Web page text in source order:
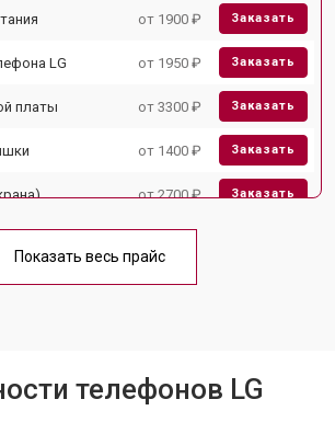
от 1900 ₽ Заказать
LG от 1950 ₽ Заказать
платы от 3300 ₽ Заказать
от 1400 ₽ Заказать
от 2700 ₽ Заказать
от 1750 ₽
Показать весь прайс
телефонов LG